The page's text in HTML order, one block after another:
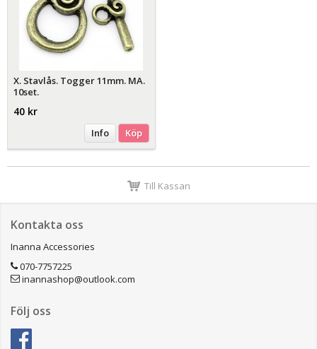
X. Stavlås. Togger 11mm. MA.
10set.
40 kr
Info Köp
Till Kassan
Kontakta oss
Inanna Accessories
070-7757225
inannashop@outlook.com
Följ oss